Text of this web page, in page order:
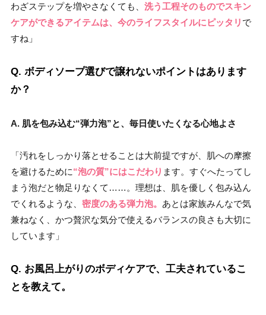
わざステップを増やさなくても、 洗う工程そのものでスキン
ケアができるアイテムは、今のライフスタイルにピッタリ で
すね」
Q. ボディソープ選びで譲れないポイントはあります
か？
A. 肌を包み込む“弾力泡”と、毎日使いたくなる心地よさ
「汚れをしっかり落とせることは大前提ですが、肌への摩擦
を避けるために“泡の質”にはこだわり ます。すぐへたってし
まう泡だと物足りなくて……。理想は、肌を優しく包み込ん
でくれるような、 密度のある弾力泡。 あとは家族みんなで気
兼ねなく、かつ贅沢な気分で使えるバランスの良さも大切に
しています」
Q. お風呂上がりのボディケアで、工夫されているこ
とを教えて。